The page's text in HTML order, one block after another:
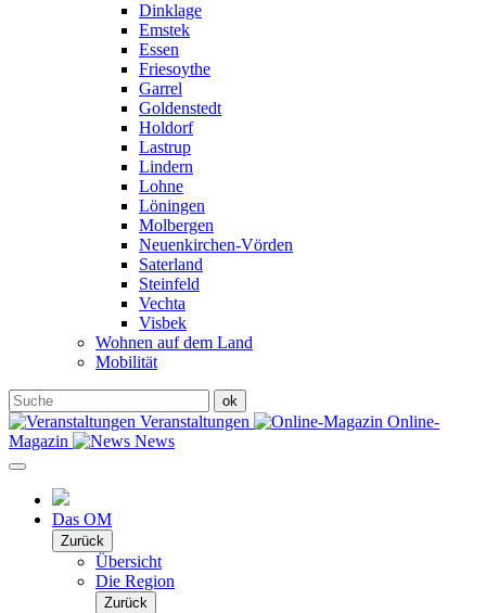
Dinklage
Emstek
Essen
Friesoythe
Garrel
Goldenstedt
Holdorf
Lastrup
Lindern
Lohne
Löningen
Molbergen
Neuenkirchen-Vörden
Saterland
Steinfeld
Vechta
Visbek
Wohnen auf dem Land
Mobilität
Veranstaltungen
Online-
Magazin
News
Das OM
Zurück
Übersicht
Die Region
Zurück